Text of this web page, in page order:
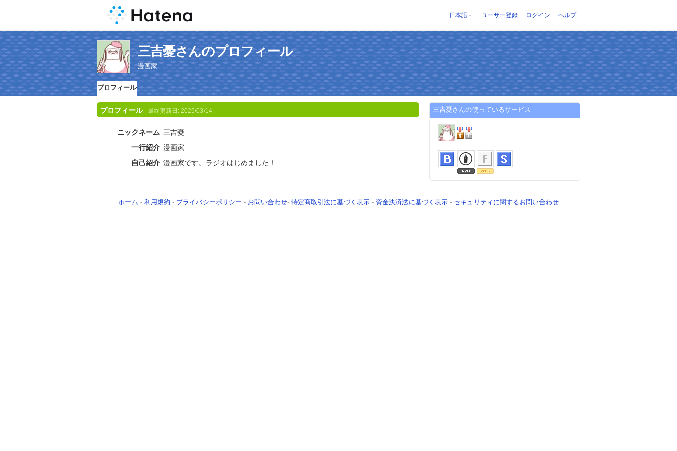
日本語 ユーザー登録 ログイン ヘルプ
三吉憂さんのプロフィール
漫画家
プロフィール
プロフィール 最終更新日: 2025/03/14
ニックネーム 三吉憂
一行紹介 漫画家
自己紹介 漫画家です。ラジオはじめました！
三吉憂さんの使っているサービス
ホーム - 利用規約 - プライバシーポリシー - お問い合わせ- 特定商取引法に基づく表示 - 資金決済法に基づく表示 - セキュリティに関するお問い合わせ